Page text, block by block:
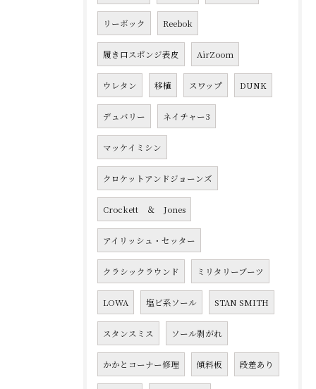
リーボック Reebok
履き口スポンジ表皮 AirZoom
ウレタン 移植 スワップ DUNK
デュバリー ネイチャー3
マッケイミシン
クロケットアンドジョーンズ
Crockett ＆ Jones
アイリッシュ・セッター
クラシックラウンド ミリタリーブーツ
LOWA 塩ビ系ソール STAN SMITH
スタンスミス ソール剥がれ
かかとコーナー修理 傾斜板 段差あり